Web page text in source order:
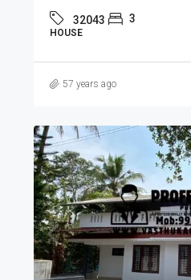
32043 3
HOUSE
57 years ago